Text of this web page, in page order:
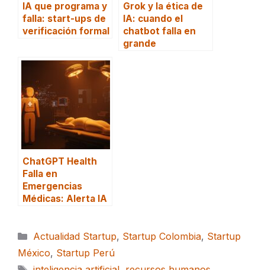
IA que programa y
falla: start-ups de
verificación formal
Grok y la ética de
IA: cuando el
chatbot falla en
grande
ChatGPT Health
Falla en
Emergencias
Médicas: Alerta IA
Categorías
Actualidad Startup, Startup Colombia, Startup
México, Startup Perú